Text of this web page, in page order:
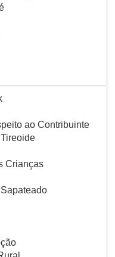
ao Contribuinte
Crianças